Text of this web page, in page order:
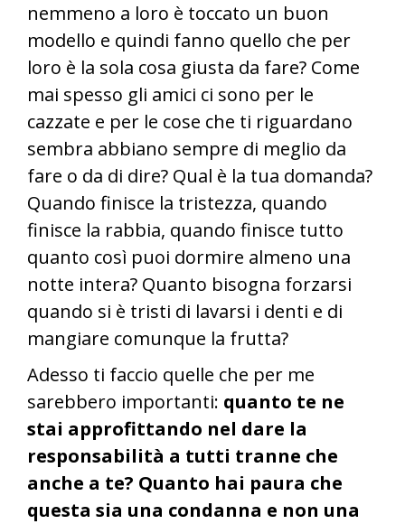
nemmeno a loro è toccato un buon
modello e quindi fanno quello che per
loro è la sola cosa giusta da fare? Come
mai spesso gli amici ci sono per le
cazzate e per le cose che ti riguardano
sembra abbiano sempre di meglio da
fare o da di dire? Qual è la tua domanda?
Quando finisce la tristezza, quando
finisce la rabbia, quando finisce tutto
quanto così puoi dormire almeno una
notte intera? Quanto bisogna forzarsi
quando si è tristi di lavarsi i denti e di
mangiare comunque la frutta?
Adesso ti faccio quelle che per me
sarebbero importanti: quanto te ne
stai approfittando nel dare la
responsabilità a tutti tranne che
anche a te? Quanto hai paura che
questa sia una condanna e non una